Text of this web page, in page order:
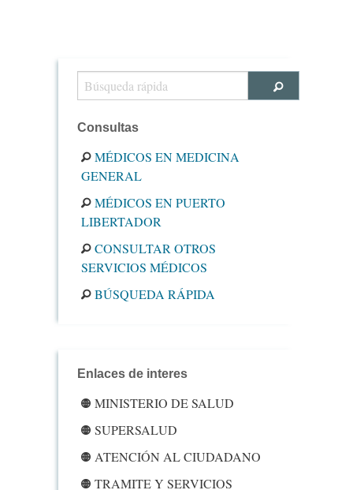
Consultas
MÉDICOS EN MEDICINA
GENERAL
MÉDICOS EN PUERTO
LIBERTADOR
CONSULTAR OTROS
SERVICIOS MÉDICOS
BÚSQUEDA RÁPIDA
Enlaces de interes
MINISTERIO DE SALUD
SUPERSALUD
ATENCIÓN AL CIUDADANO
TRAMITE Y SERVICIOS